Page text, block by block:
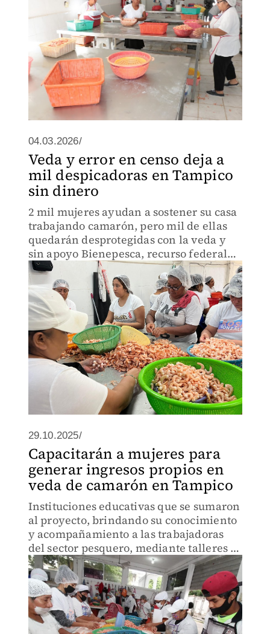
04.03.2026/
Veda y error en censo deja a
mil despicadoras en Tampico
sin dinero
2 mil mujeres ayudan a sostener su casa
trabajando camarón, pero mil de ellas
quedarán desprotegidas con la veda y
sin apoyo Bienepesca, recurso federal
que tuvo mal censo
29.10.2025/
Capacitarán a mujeres para
generar ingresos propios en
veda de camarón en Tampico
Instituciones educativas que se sumaron
al proyecto, brindando su conocimiento
y acompañamiento a las trabajadoras
del sector pesquero, mediante talleres y
módulos de formación.